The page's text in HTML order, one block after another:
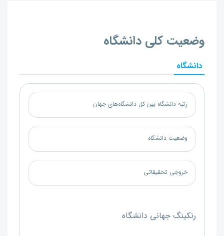
وضعیت کلی دانشگاه
دانشگاه
رتبه دانشگاه بین کل دانشگاه‌های جهان
وضعیت دانشگاه
خروجی تحقیقاتی
رنکینگ جهانی دانشگاه